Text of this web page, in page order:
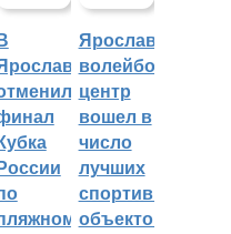
Ярославский
волейбольный
центр
вошел в
число
лучших
спортивных
объектов